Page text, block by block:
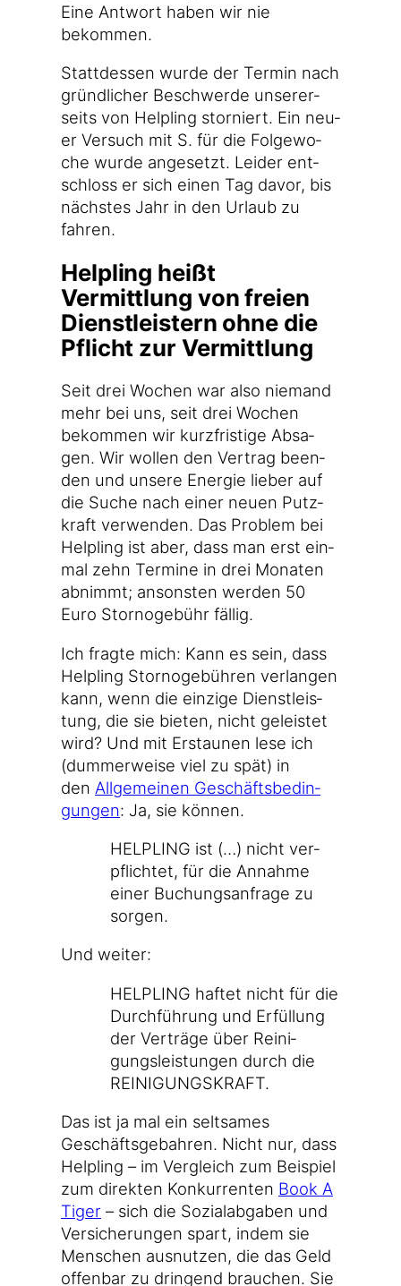
Eine Ant­wort haben wir nie
bekommen.
Statt­des­sen wur­de der Ter­min nach
gründ­li­cher Beschwer­de unse­rer­
seits von Hel­pling stor­niert. Ein neu­
er Ver­such mit S. für die Fol­ge­wo­
che wur­de ange­setzt. Lei­der ent­
schloss er sich einen Tag davor, bis
nächs­tes Jahr in den Urlaub zu
fahren.
Helpling heißt
Vermittlung von freien
Dienstleistern ohne die
Pflicht zur Vermittlung
Seit drei Wochen war also nie­mand
mehr bei uns, seit drei Wochen
bekom­men wir kurz­fris­ti­ge Absa­
gen. Wir wol­len den Ver­trag been­
den und unse­re Ener­gie lie­ber auf
die Suche nach einer neu­en Putz­
kraft ver­wen­den. Das Pro­blem bei
Hel­pling ist aber, dass man erst ein­
mal zehn Ter­mi­ne in drei Mona­ten
abnimmt; ansons­ten wer­den 50
Euro Stor­no­ge­bühr fällig.
Ich frag­te mich: Kann es sein, dass
Hel­pling Stor­no­ge­büh­ren ver­lan­gen
kann, wenn die ein­zi­ge Dienst­leis­
tung, die sie bie­ten, nicht geleis­tet
wird? Und mit Erstau­nen lese ich
(dum­mer­wei­se viel zu spät) in
den All­ge­mei­nen Geschäfts­be­din­
gun­gen: Ja, sie können.
HELPLING ist (…) nicht ver­
pflich­tet, für die Annah­me
einer Buchungs­an­fra­ge zu
sorgen.
Und wei­ter:
HELPLING haf­tet nicht für die
Durch­füh­rung und Erfül­lung
der Ver­trä­ge über Rei­ni­
gungs­leis­tun­gen durch die
REINIGUNGSKRAFT.
Das ist ja mal ein selt­sa­mes
Geschäfts­ge­bah­ren. Nicht nur, dass
Hel­pling – im Ver­gleich zum Bei­spiel
zum direk­ten Kon­kur­ren­ten Book A
Tiger – sich die Sozi­al­ab­ga­ben und
Ver­si­che­run­gen spart, indem sie
Men­schen aus­nut­zen, die das Geld
offen­bar zu drin­gend brau­chen. Sie